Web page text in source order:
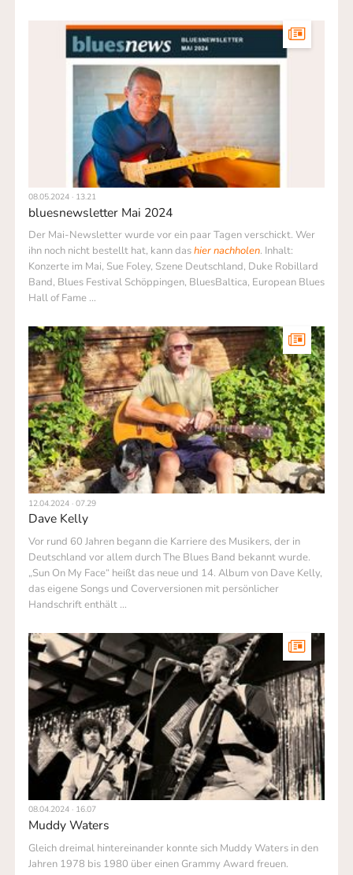
08.05.2024 · 13.21
bluesnewsletter Mai 2024
Der Mai-Newsletter wurde vor ein paar Tagen verschickt. Wer
ihn noch nicht bestellt hat, kann dashier nachholen. Inhalt:
Konzerte im Mai, Sue Foley, Szene Deutschland, Duke Robillard
Band, Blues Festival Schöppingen, BluesBaltica, European Blues
Hall of Fame …
12.04.2024 · 07.29
Dave Kelly
Vor rund 60 Jahren begann die Karriere des Musikers, der in
Deutschland vor allem durch The Blues Band bekannt wurde.
„Sun On My Face“ heißt das neue und 14. Album von Dave Kelly,
das eigene Songs und Coverversionen mit persönlicher
Handschrift enthält …
08.04.2024 · 16.07
Muddy Waters
Gleich dreimal hintereinander konnte sich Muddy Waters in den
Jahren 1978 bis 1980 über einen Grammy Award freuen.